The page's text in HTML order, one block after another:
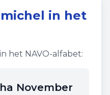
in het
het NAVO-alfabet:
November